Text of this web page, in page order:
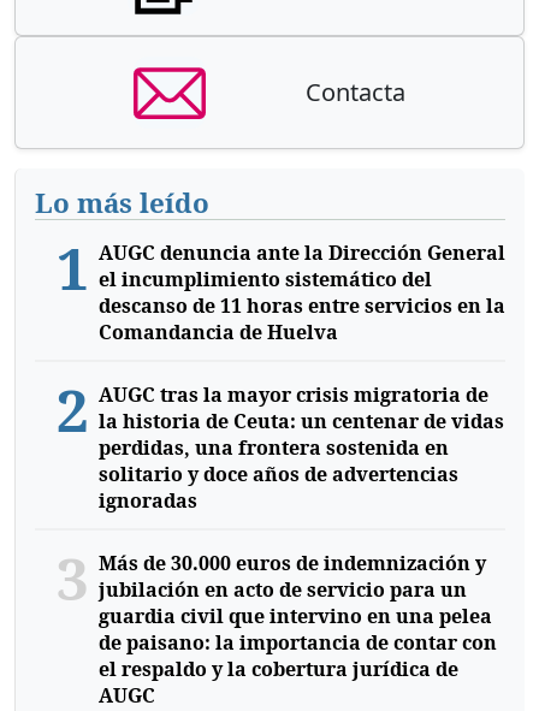
Contacta
Lo más leído
1 AUGC denuncia ante la Dirección General
el incumplimiento sistemático del
descanso de 11 horas entre servicios en la
Comandancia de Huelva
2 AUGC tras la mayor crisis migratoria de
la historia de Ceuta: un centenar de vidas
perdidas, una frontera sostenida en
solitario y doce años de advertencias
ignoradas
3 Más de 30.000 euros de indemnización y
jubilación en acto de servicio para un
guardia civil que intervino en una pelea
de paisano: la importancia de contar con
el respaldo y la cobertura jurídica de
AUGC